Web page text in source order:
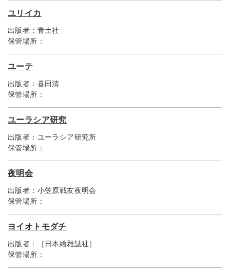
ユリイカ
出版者： 青土社
保管場所：
ユーテ
出版者： 喜田清
保管場所：
ユーラシア研究
出版者： ユーラシア研究所
保管場所：
夜明会
出版者： 小笠原戦友夜明会
保管場所：
ヨイオトモダチ
出版者：
［日本繪雜誌社］
保管場所：